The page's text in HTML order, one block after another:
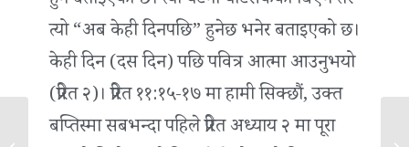
त्यो “अब केही दिनपछि” हुनेछ भनेर बताइएको छ।
केही दिन (दस दिन) पछि पवित्र आत्मा आउनुभयो
(प्रेरित २)। प्रेरित ११:१५-१७ मा हामी सिक्छौं, उक्त
बप्‍तिस्मा सबभन्दा पहिले प्रेरित अध्याय २ मा पूरा